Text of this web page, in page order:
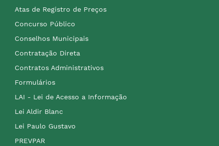
Atas de Registro de Preços
Concurso Público
Conselhos Municipais
Contratação Direta
Contratos Administrativos
Formulários
LAI - Lei de Acesso a Informação
Lei Aldir Blanc
Lei Paulo Gustavo
PREVPAR